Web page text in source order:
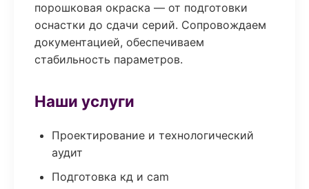
порошковая окраска — от подготовки
оснастки до сдачи серий. Сопровождаем
документацией, обеспечиваем
стабильность параметров.
Наши услуги
Проектирование и технологический
аудит
Подготовка кд и cam